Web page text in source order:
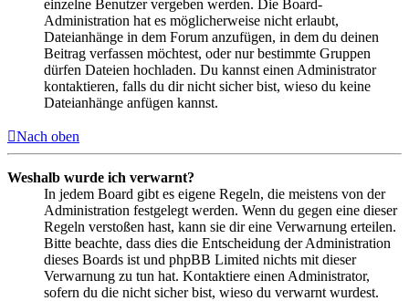
einzelne Benutzer vergeben werden. Die Board-
Administration hat es möglicherweise nicht erlaubt,
Dateianhänge in dem Forum anzufügen, in dem du deinen
Beitrag verfassen möchtest, oder nur bestimmte Gruppen
dürfen Dateien hochladen. Du kannst einen Administrator
kontaktieren, falls du dir nicht sicher bist, wieso du keine
Dateianhänge anfügen kannst.
Nach oben
Weshalb wurde ich verwarnt?
In jedem Board gibt es eigene Regeln, die meistens von der
Administration festgelegt werden. Wenn du gegen eine dieser
Regeln verstoßen hast, kann sie dir eine Verwarnung erteilen.
Bitte beachte, dass dies die Entscheidung der Administration
dieses Boards ist und phpBB Limited nichts mit dieser
Verwarnung zu tun hat. Kontaktiere einen Administrator,
sofern du die nicht sicher bist, wieso du verwarnt wurdest.